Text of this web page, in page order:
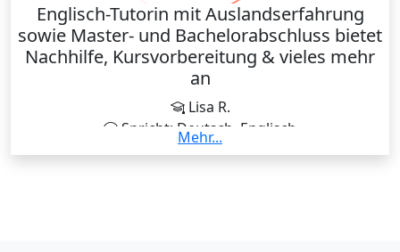
Englisch-Tutorin mit Auslandserfahrung
sowie Master- und Bachelorabschluss bietet
Nachhilfe, Kursvorbereitung & vieles mehr
an
Lisa R.
Spricht: Deutsch, Englisch
Hi, I'm Lisa Austria :) One year ago, I completed my
Mehr...